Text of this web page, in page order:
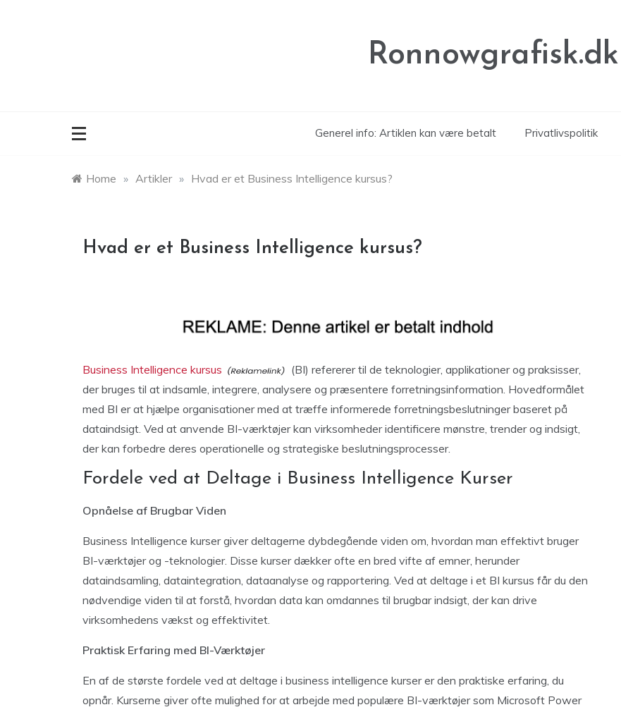
Ronnowgrafisk.dk
Generel info: Artiklen kan være betalt Privatlivspolitik
Home » Artikler » Hvad er et Business Intelligence kursus?
Hvad er et Business Intelligence kursus?
Business Intelligence kursus
(BI) refererer til de teknologier, applikationer og praksisser,
der bruges til at indsamle, integrere, analysere og præsentere forretningsinformation. Hovedformålet
med BI er at hjælpe organisationer med at træffe informerede forretningsbeslutninger baseret på
dataindsigt. Ved at anvende BI-værktøjer kan virksomheder identificere mønstre, trender og indsigt,
der kan forbedre deres operationelle og strategiske beslutningsprocesser.
Fordele ved at Deltage i Business Intelligence Kurser
Opnåelse af Brugbar Viden
Business Intelligence kurser giver deltagerne dybdegående viden om, hvordan man effektivt bruger
BI-værktøjer og -teknologier. Disse kurser dækker ofte en bred vifte af emner, herunder
dataindsamling, dataintegration, dataanalyse og rapportering. Ved at deltage i et BI kursus får du den
nødvendige viden til at forstå, hvordan data kan omdannes til brugbar indsigt, der kan drive
virksomhedens vækst og effektivitet.
Praktisk Erfaring med BI-Værktøjer
En af de største fordele ved at deltage i business intelligence kurser er den praktiske erfaring, du
opnår. Kurserne giver ofte mulighed for at arbejde med populære BI-værktøjer som Microsoft Power